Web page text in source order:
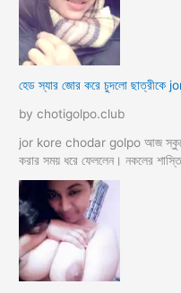
হেড স্যার জোর করে চুদলো
by chotigolpo.club
jor kore chodar golpo আজ স্কুলের
করার সময় ধরে ফেললেন। নকলের